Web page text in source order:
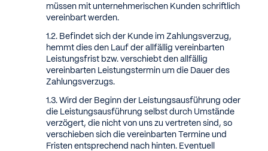
müssen mit unternehmerischen Kunden schriftlich
vereinbart werden.
Befindet sich der Kunde im Zahlungsverzug,
hemmt dies den Lauf der allfällig vereinbarten
Leistungsfrist bzw. verschiebt den allfällig
vereinbarten Leistungstermin um die Dauer des
Zahlungsverzugs.
Wird der Beginn der Leistungsausführung oder
die Leistungsausführung selbst durch Umstände
verzögert, die nicht von uns zu vertreten sind, so
verschieben sich die vereinbarten Termine und
Fristen entsprechend nach hinten. Eventuell